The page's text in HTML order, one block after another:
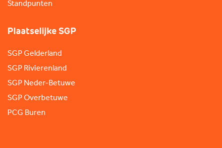
Standpunten
Plaatselijke SGP
SGP Gelderland
SGP Rivierenland
SGP Neder-Betuwe
SGP Overbetuwe
PCG Buren